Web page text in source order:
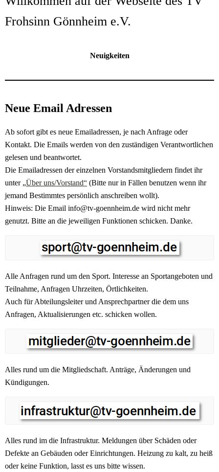
Frohsinn Gönnheim e.V.
Neuigkeiten
Neue Email Adressen
Ab sofort gibt es neue Emailadressen, je nach Anfrage oder
Kontakt. Die Emails werden von den zuständigen Verantwortlichen
gelesen und beantwortet.
Die Emailadressen der einzelnen Vorstandsmitgliedern findet ihr
unter „Über uns/Vorstand“ (Bitte nur in Fällen benutzen wenn ihr
jemand Bestimmtes persönlich anschreiben wollt).
Hinweis: Die Email info@tv-goennheim.de wird nicht mehr
genutzt. Bitte an die jeweiligen Funktionen schicken. Danke.
Alle Anfragen rund um den Sport. Interesse an Sportangeboten und
Teilnahme, Anfragen Uhrzeiten, Örtlichkeiten.
Auch für Abteilungsleiter und Ansprechpartner die dem uns
Anfragen, Aktualisierungen etc. schicken wollen.
Alles rund um die Mitgliedschaft. Anträge, Änderungen und
Kündigungen.
Alles rund im die Infrastruktur. Meldungen über Schäden oder
Defekte an Gebäuden oder Einrichtungen. Heizung zu kalt, zu heiß
oder keine Funktion, lasst es uns bitte wissen.